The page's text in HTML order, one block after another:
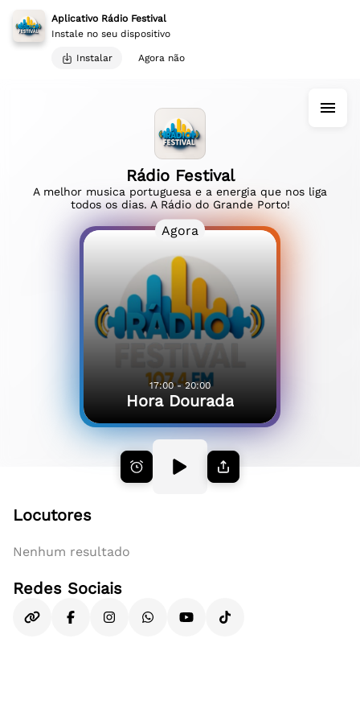
Aplicativo Rádio Festival
Instale no seu dispositivo
Agora não
Instalar
Rádio Festival
A melhor musica portuguesa e a energia que nos liga
todos os dias. A Rádio do Grande Porto!
Agora
17:00 - 20:00
Hora Dourada
Locutores
Nenhum resultado
Redes Sociais